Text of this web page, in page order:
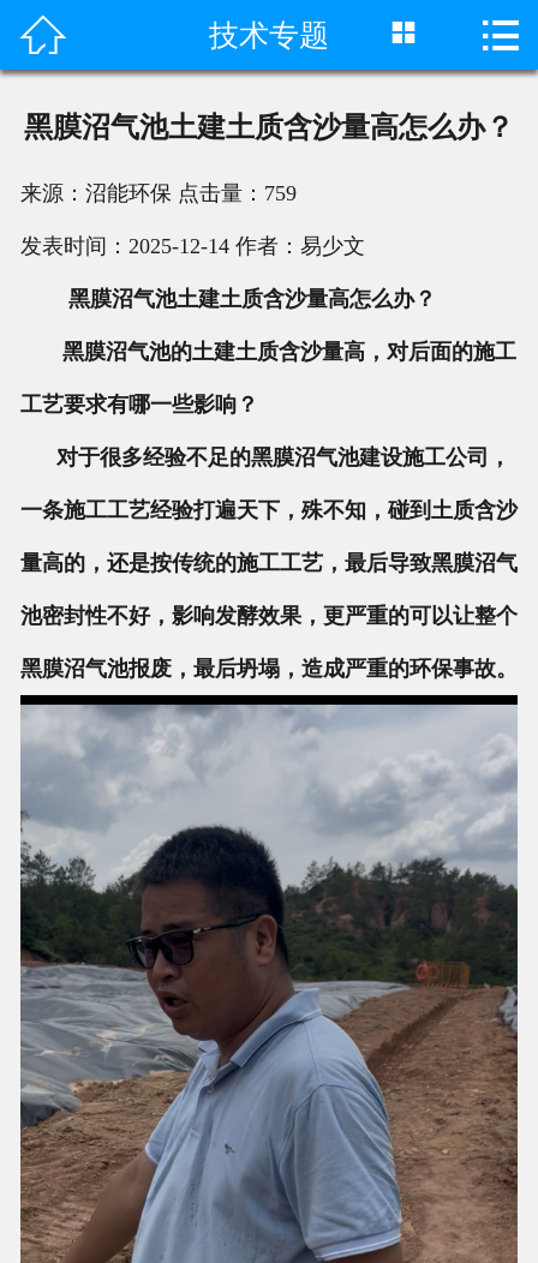
 首页
新闻动态
关于我们
 技术专题  
黑膜沼气池土建土质含沙量高怎么办？
来源：沼能环保 点击量： 759
发表时间：2025-12-14 作者：易少文
黑膜沼气池土建土质含沙量高怎么办？
黑膜沼气池的土建土质含沙量高，对后面的施工
工艺要求有哪一些影响？
对于很多经验不足的黑膜沼气池建设施工公司，
一条施工工艺经验打遍天下，殊不知，碰到土质含沙
量高的，还是按传统的施工工艺，最后导致黑膜沼气
池密封性不好，影响发酵效果，更严重的可以让整个
黑膜沼气池报废，最后坍塌，造成严重的环保事故。